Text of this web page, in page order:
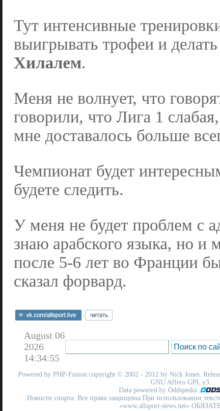
Тут интенсивные
выигрывать трофеи и
Хилалем.
Меня не волнует, что
говорили, что Лига 1
мне доставалось больше
Чемпионат будет
будете следить.
У меня не будет проблем с
знаю арабского языка, но и
после 5-6 лет во Франции
сказал форвард.
August 06
2026
14:34:55
Powered by PHP-Fusion copyright © 2002 - 2012 by Nick Jones.
GNU Affero GPL v3.
Data powered by Oddspedia
Новости спорта. Все права защищены При использовании
«www.allsport-news.net»